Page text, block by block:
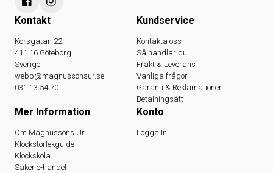
Kontakt
Korsgatan 22
411 16 Göteborg
Sverige
webb@magnussonsur.se
031 13 54 70
Kundservice
Kontakta oss
Så handlar du
Frakt & Leverans
Vanliga frågor
Garanti & Reklamationer
Betalningsätt
Mer Information
Om Magnussons Ur
Klockstorlekguide
Klockskola
Säker e-handel
Konto
Logga In